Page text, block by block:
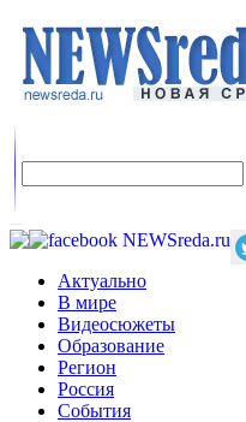
Актуально
В мире
Видеосюжеты
Образование
Регион
Россия
События